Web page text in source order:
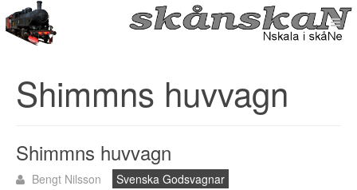
Shimmns huvvagn
Shimmns huvvagn
Bengt Nilsson
Svenska Godsvagnar